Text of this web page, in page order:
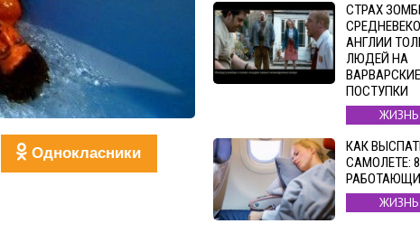
Однокласники
СТРАХ
АНГЛИИ
ЛЮДЕЙ НА
ВАРВАРСКИЕ
ПОСТУПКИ
ЖИЗНЬ
КАК
САМОЛЕТЕ: 8
ЖИЗНЬ